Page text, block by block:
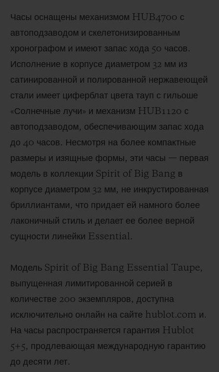
Часы оснащены механизмом HUB4700 с
автоподзаводом и скелетонизированным
хронографом и имеют запас хода 50 часов.
Исполнение в корпусе диаметром 32 мм из
сатинированной и полированной нержавеющей
стали имеет циферблат цвета тауп с гильоше
«Солнечные лучи» и механизм HUB1120 с
автоподзаводом, обеспечивающим запас хода
до 40 часов. Несмотря на более компактные
размеры и изящные формы, эти часы — первая
модель в коллекции Spirit of Big Bang в
корпусе диаметром 32 мм, не инкрустированная
бриллиантами, что придает ей намного более
лаконичный стиль и делает ее более верной
сущности линейки Essential.
Модель Spirit of Big Bang Essential Taupe,
выпущенная лимитированной серией в
количестве 200 экземпляров, доступна
исключительно онлайн на сайте hublot.com и.
На часы распространяется гарантия Hublot
5+5, продлевающая международную гарантию
до десяти лет.